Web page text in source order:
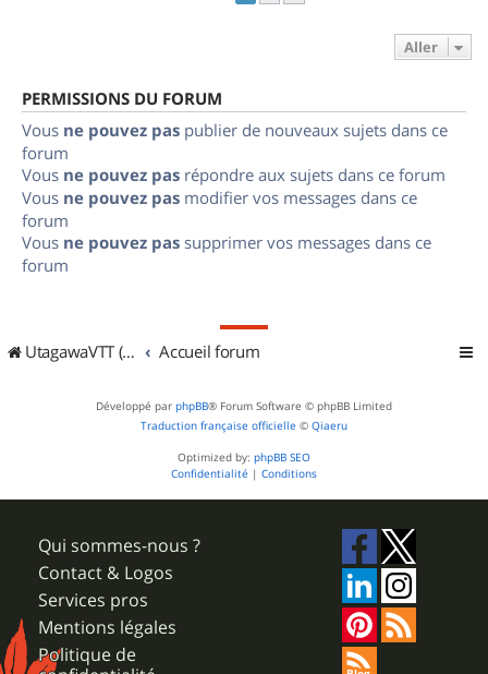
Aller
PERMISSIONS DU FORUM
Vous ne pouvez pas publier de nouveaux sujets dans ce
forum
Vous ne pouvez pas répondre aux sujets dans ce forum
Vous ne pouvez pas modifier vos messages dans ce
forum
Vous ne pouvez pas supprimer vos messages dans ce
forum
UtagawaVTT (Randos VTT et VTTAE avec traces GPS) Accueil forum
Développé par phpBB® Forum Software © phpBB Limited
Traduction française officielle © Qiaeru
Optimized by: phpBB SEO
Confidentialité | Conditions
Qui sommes-nous ?
Contact & Logos
Services pros
Mentions légales
Politique de